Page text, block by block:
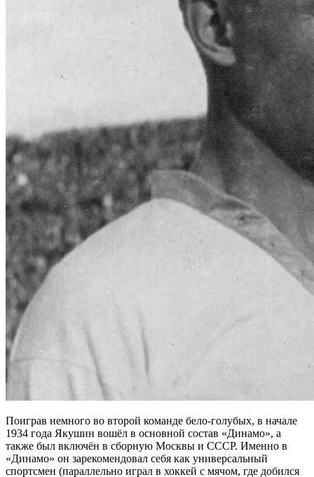
Поиграв немного во второй команде бело-голубых, в начале
1934 года Якушин вошёл в основной состав «Динамо», а
также был включён в сборную Москвы и СССР. Именно в
«Динамо» он зарекомендовал себя как универсальный
спортсмен (параллельно играл в хоккей с мячом, где добился